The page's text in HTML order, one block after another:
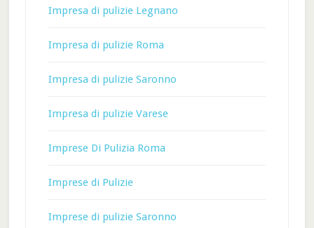
Impresa di pulizie Legnano
Impresa di pulizie Roma
Impresa di pulizie Saronno
Impresa di pulizie Varese
Imprese Di Pulizia Roma
Imprese di Pulizie
Imprese di pulizie Saronno